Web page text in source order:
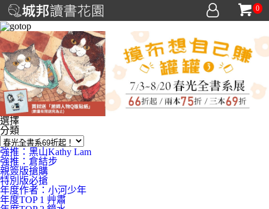
0
選擇
分類
強推：黑山Kathy Lam
強推：倉結步
親簽版搶購
特別版必搶
年度作者：小河少年
年度TOP 1 艸肅